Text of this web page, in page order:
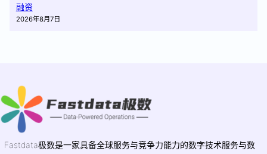
融资
2026年8月7日
Fastdata极数是一家具备全球服务与竞争力能力的数字技术服务与数